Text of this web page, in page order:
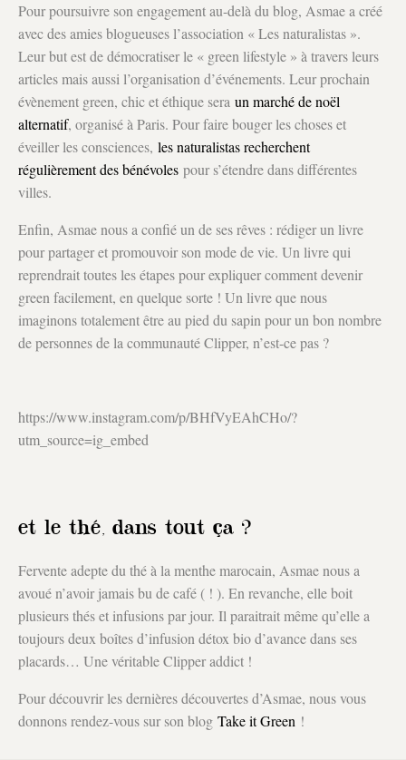
Pour poursuivre son engagement au-delà du blog, Asmae a créé
avec des amies blogueuses l’association « Les naturalistas ».
Leur but est de démocratiser le « green lifestyle » à travers leurs
articles mais aussi l’organisation d’événements. Leur prochain
évènement green, chic et éthique sera un marché de noël
alternatif, organisé à Paris. Pour faire bouger les choses et
éveiller les consciences, les naturalistas recherchent
régulièrement des bénévoles pour s’étendre dans différentes
villes.
Enfin, Asmae nous a confié un de ses rêves : rédiger un livre
pour partager et promouvoir son mode de vie. Un livre qui
reprendrait toutes les étapes pour expliquer comment devenir
green facilement, en quelque sorte ! Un livre que nous
imaginons totalement être au pied du sapin pour un bon nombre
de personnes de la communauté Clipper, n’est-ce pas ?
https://www.instagram.com/p/BHfVyEAhCHo/?
utm_source=ig_embed
et le thé, dans tout ça ?
Fervente adepte du thé à la menthe marocain, Asmae nous a
avoué n’avoir jamais bu de café ( ! ). En revanche, elle boit
plusieurs thés et infusions par jour. Il paraitrait même qu’elle a
toujours deux boîtes d’infusion détox bio d’avance dans ses
placards… Une véritable Clipper addict !
Pour découvrir les dernières découvertes d’Asmae, nous vous
donnons rendez-vous sur son blog Take it Green !